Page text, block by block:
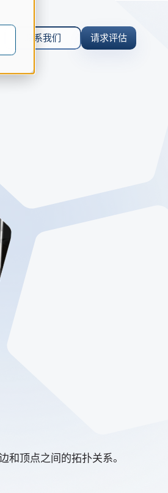
来
。
来实
联系我们 请求评估
顶点之间的拓扑关系。